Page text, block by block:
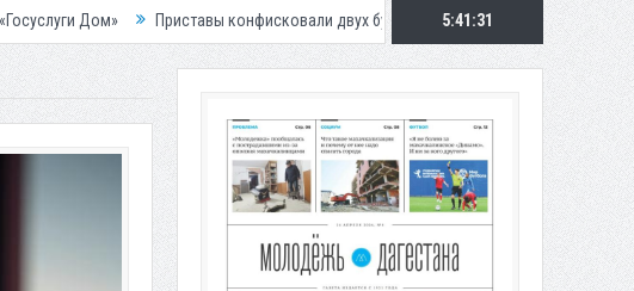
Приставы конфисковали двух бурых медведей у жителя Дагестана
5:41:33